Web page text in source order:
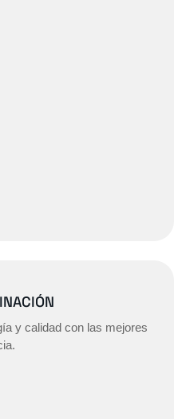
y calidad con las mejores